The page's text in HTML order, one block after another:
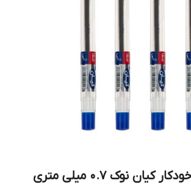
محصول نمونه تستی خودکار کیان نوک 0.7 میلی متری